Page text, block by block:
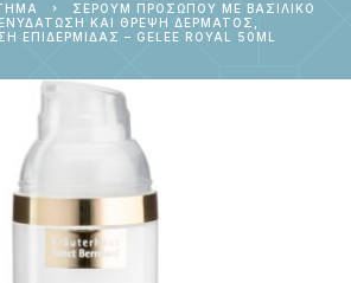
ΣΈΡΟΥΜ ΠΡΟΣΏΠΟΥ ΜΕ ΒΑΣΙΛΙΚΌ
ΚΑΙ ΘΡΈΨΗ ΔΈΡΜΑΤΟΣ,
– GELEE ROYAL 50ML